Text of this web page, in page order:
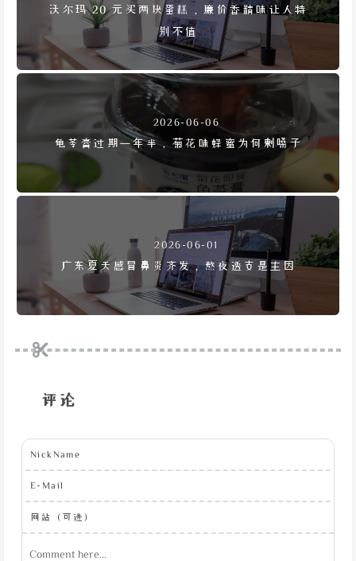
沃尔玛 20 元买两块蛋糕，廉价香精味让人特
别不值
2026-06-06
龟苓膏过期一年半，菊花味蜂蜜为何剌嗓子
2026-06-01
广东夏天感冒鼻炎齐发，熬夜透支是主因
评论
NickName
E-Mail
网站（可选）